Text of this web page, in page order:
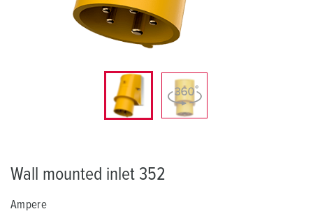
Wall mounted inlet 352
Ampere